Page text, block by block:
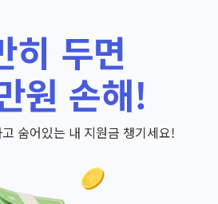
히 두면
원 손해!
숨어있는 내 지원금 챙기세요!